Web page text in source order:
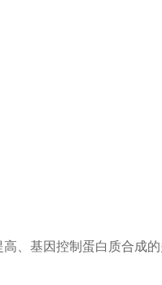
、基因控制蛋白质合成